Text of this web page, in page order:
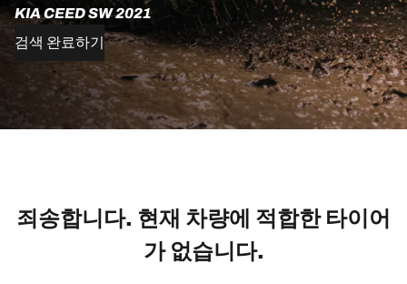
KIA CEED SW 2021
검색 완료하기
죄송합니다. 현재 차량에 적합한 타이어
가 없습니다.